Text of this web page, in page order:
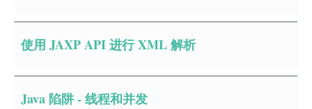
使用 JAXP API 进行 XML 解析
Java 陷阱 - 线程和并发